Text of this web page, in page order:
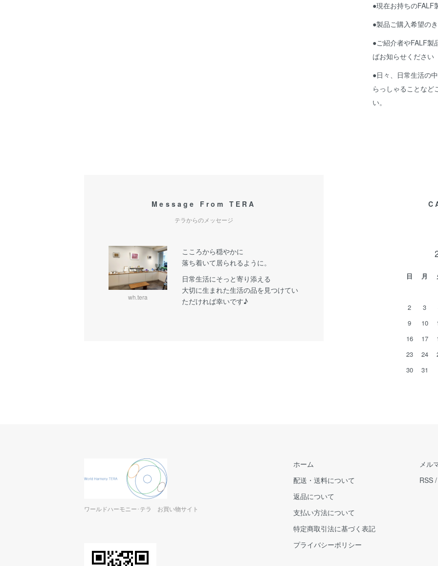
●現在お持ちのFALF
●製品ご購入希望の
●ご紹介者やFALF製
ばお知らせください
●日々、日常生活の
らっしゃることなど
い。
Message From TERA
テラからのメッセージ
wh.tera
こころから穏やかに
落ち着いて居られるように。
日常生活にそっと寄り添える
大切に生まれた生活の品を見つけてい
ただければ幸いです♪
日 月
2
3
9
10
16
17
23
24
30
31
ワールドハーモニー･テラ お買い物サイト
ホーム
配送・送料について
返品について
支払い方法について
特定商取引法に基づく表記
プライバシーポリシー
メル
RSS /